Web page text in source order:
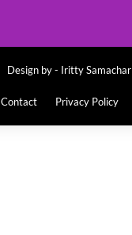
Design by - Iritty Samachar
Contact Privacy Policy